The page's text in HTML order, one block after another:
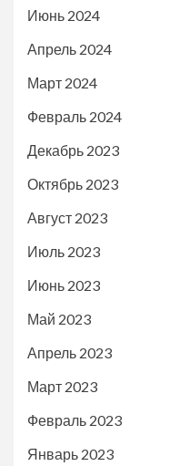
Июнь 2024
Апрель 2024
Март 2024
Февраль 2024
Декабрь 2023
Октябрь 2023
Август 2023
Июль 2023
Июнь 2023
Май 2023
Апрель 2023
Март 2023
Февраль 2023
Январь 2023